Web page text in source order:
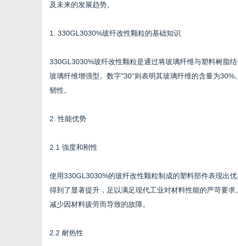
及未来的发展趋势。
1. 330GL3030%玻纤改性颗粒的基础知识
330GL3030%玻纤改性颗粒是通过将玻璃纤维与塑料树脂
玻璃纤维增强型。数字"30"则表明其玻璃纤维的含量为
韧性。
2. 性能优势
2.1 強度和刚性
使用330GL3030%的玻纤改性颗粒制成的塑料部件表现出
得到了显著提升，足以满足现代工业对材料性能的严苛要
减少因材料疲劳而导致的故障。
2.2 耐热性